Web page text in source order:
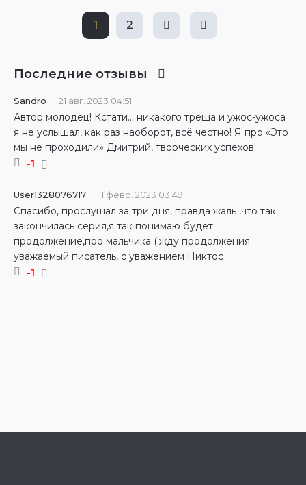
1 2
Последние отзывы
Sandro 21 авг. 2023 04:51
Автор молодец! Кстати… никакого треша и ужос-ужоса
я не услышал, как раз наоборот, всё честно! Я про «Это
мы не проходили» Дмитрий, творческих успехов!
-1
User1328076717 11 февр. 2023 03:49
Спасибо, прослушал за три дня, правда жаль ,что так
закончилась серия,я так понимаю будет
продолжение,про мальчика (;жду продолжения
уважаемый писатель, с уважением Никтос
-1